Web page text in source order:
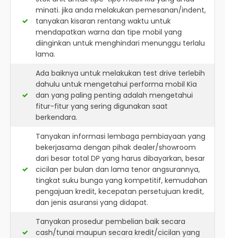
minati. jika anda melakukan pemesanan/indent,
tanyakan kisaran rentang waktu untuk
mendapatkan warna dan tipe mobil yang
diinginkan untuk menghindari menunggu terlalu
lama.
Ada baiknya untuk melakukan test drive terlebih
dahulu untuk mengetahui performa mobil Kia
dan yang paling penting adalah mengetahui
fitur-fitur yang sering digunakan saat
berkendara.
Tanyakan informasi lembaga pembiayaan yang
bekerjasama dengan pihak dealer/showroom
dari besar total DP yang harus dibayarkan, besar
cicilan per bulan dan lama tenor angsurannya,
tingkat suku bunga yang kompetitif, kemudahan
pengajuan kredit, kecepatan persetujuan kredit,
dan jenis asuransi yang didapat.
Tanyakan prosedur pembelian baik secara
cash/tunai maupun secara kredit/cicilan yang